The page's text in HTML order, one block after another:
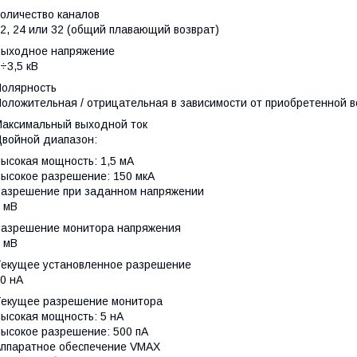
каналов
24 или 32 (общий плавающий возврат)
напряжение
кВ
/ отрицательная в зависимости от приобретенной
выходной ток
диапазон:
мощность: 1,5 мА
разрешение: 150 мкА
при заданном напряжении
мВ
монитора напряжения
мВ
установленное разрешение
нА
разрешение монитора
мощность: 5 нА
разрешение: 500 пА
обеспечение VMAX